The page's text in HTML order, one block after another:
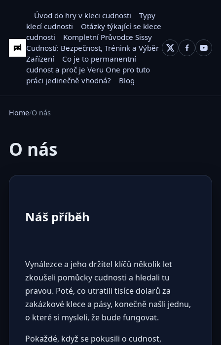
Úvod do hry v kleci cudnosti
Typy
klecí cudnosti
Otázky týkající se klece
cudnosti
Kompletní Průvodce Sissy
Cudností: Bezpečnost, Trénink a Výběr
Zařízení
Co je to permanentní
cudnost a proč je Veru One pro tuto
práci jedinečně vhodná?
Blog
Home O nás
O nás
Náš příběh
Vynálezce a jeho držitel klíčů několik let
zkoušeli pomůcky cudnosti a hledali tu
pravou. Poté, co utratili tisíce dolarů za
zakázkové klece a pásy, konečně našli jednu,
o které si mysleli, že bude fungovat.
Pokaždé, když se pokusili o cudnost,